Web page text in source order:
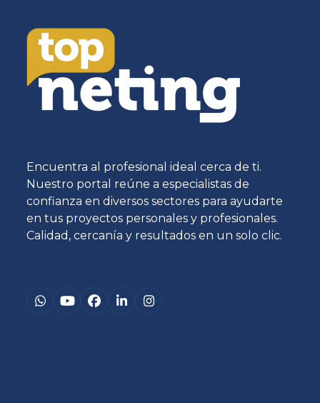
Encuentra al profesional ideal cerca de ti.
Nuestro portal reúne a especialistas de
confianza en diversos sectores para ayudarte
en tus proyectos personales y profesionales.
Calidad, cercanía y resultados en un solo clic.
Whatsapp
YouTubeFacebook
LinkedInInstagram